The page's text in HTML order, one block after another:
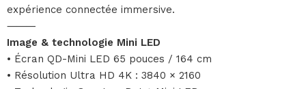
expérience connectée immersive.
⸻
Image & technologie Mini LED
• Écran QD-Mini LED 65 pouces / 164 cm
• Résolution Ultra HD 4K : 3840 × 2160